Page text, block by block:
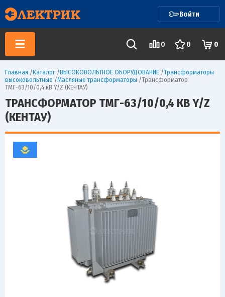
Войти
0 0 0
Главная /Каталог /ВЫСОКОВОЛЬТНОЕ ОБОРУДОВАНИЕ /Трансформаторы
высоковольтные /Масляные трансформаторы /Трансформатор
ТМГ-63/10/0,4 кВ Y/Z (КЕНТАУ)
ТРАНСФОРМАТОР ТМГ-63/10/0,4 КВ Y/Z
(КЕНТАУ)